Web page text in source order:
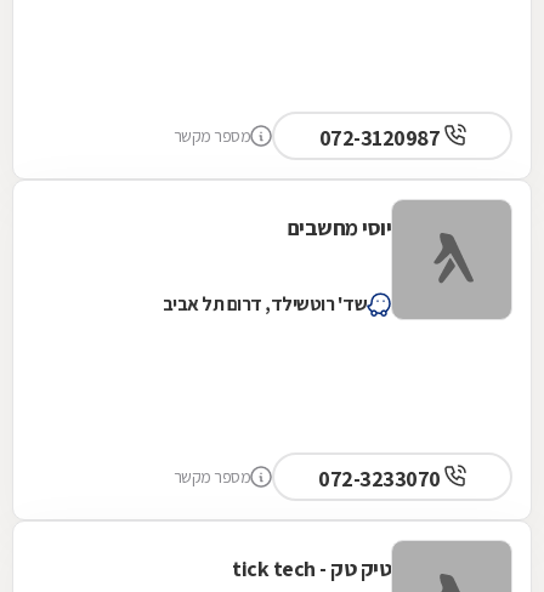
מספר מקשר
יוסי מחשבים
שד' רוטשילד, דרום תל אביב
מספר מקשר
טיק טק - tick tech